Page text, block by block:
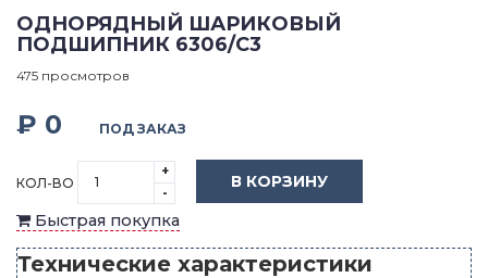
ОДНОРЯДНЫЙ ШАРИКОВЫЙ
ПОДШИПНИК 6306/C3
475 просмотров
₽ 0 ПОД ЗАКАЗ
КОЛ-ВО
+
-
В КОРЗИНУ
Быстрая покупка
Технические характеристики